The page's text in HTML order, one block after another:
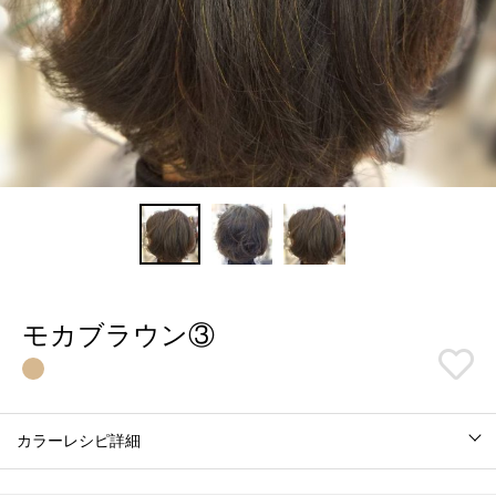
モカブラウン③
カラーレシピ詳細